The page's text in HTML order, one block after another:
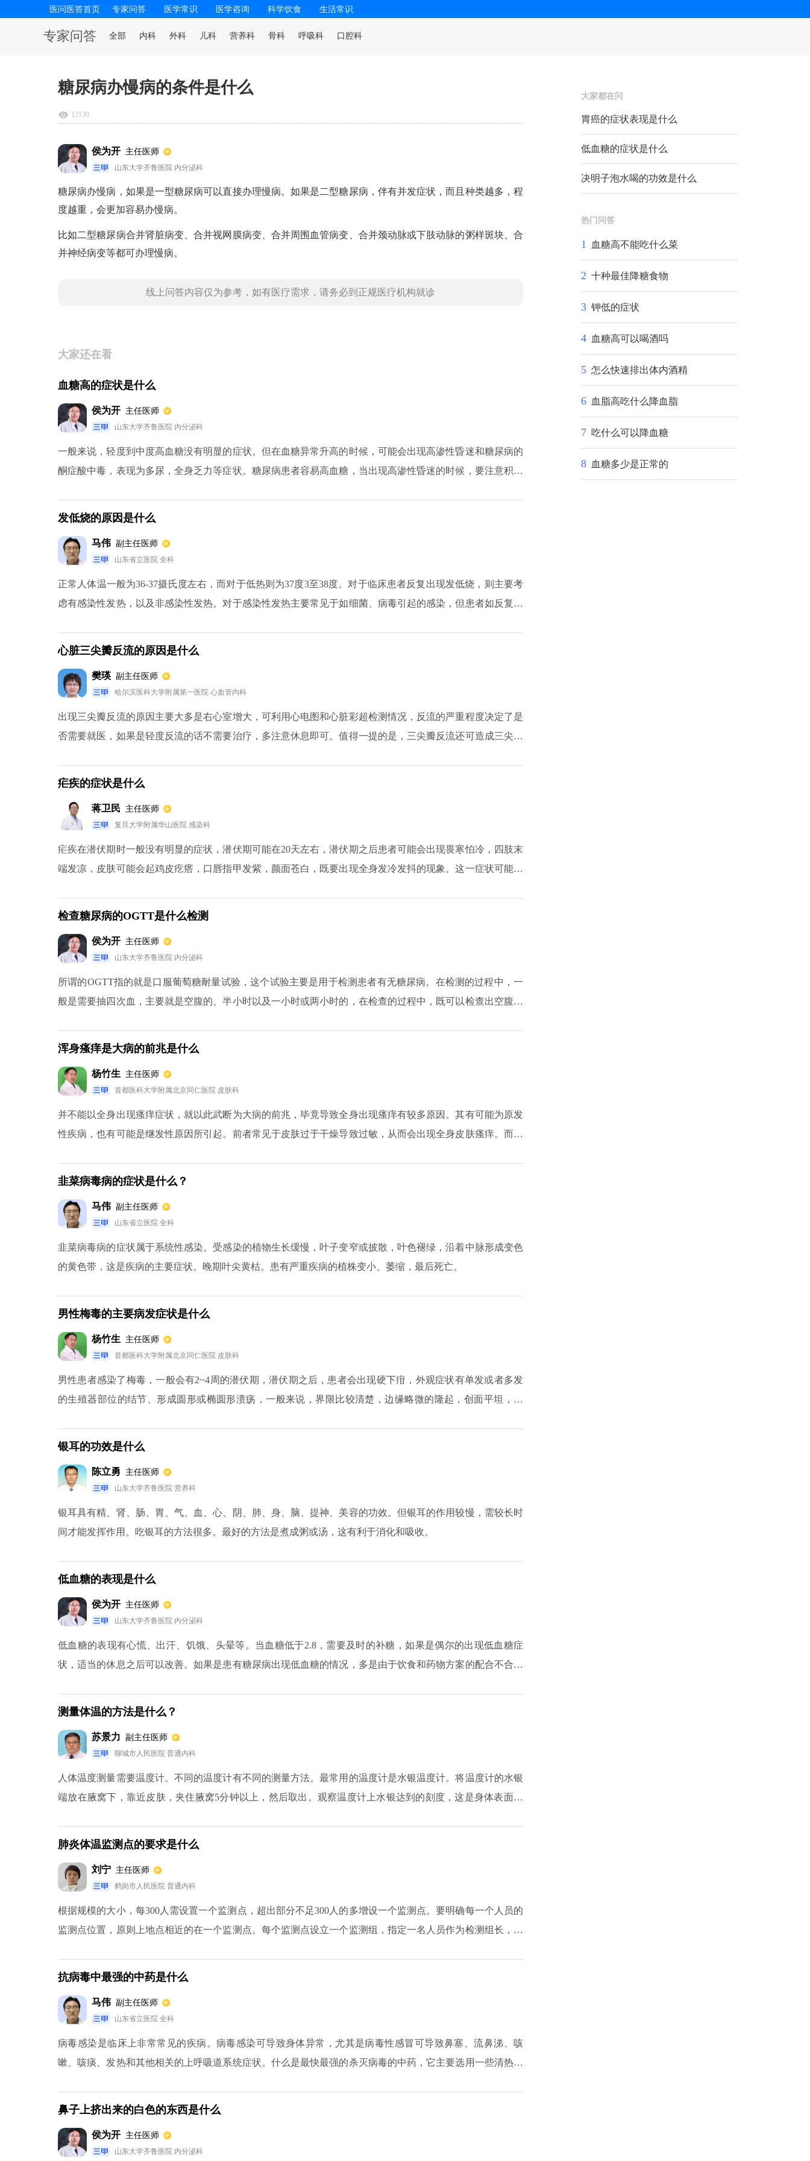
医问医答首页 专家问答 医学常识 医学咨询 科学饮食 生活常识
专家问答 全部 内科 外科 儿科 营养科 骨科 呼吸科 口腔科
糖尿病办慢病的条件是什么
12130
侯为开 主任医师
山东大学齐鲁医院 内分泌科
糖尿病办慢病，如果是一型糖尿病可以直接办理慢病。如果是二型糖尿病，伴有并发症状，而且种类越多，程
度越重，会更加容易办慢病。
比如二型糖尿病合并肾脏病变、合并视网膜病变、合并周围血管病变、合并颈动脉或下肢动脉的粥样斑块、合
并神经病变等都可办理慢病。
线上问答内容仅为参考，如有医疗需求，请务必到正规医疗机构就诊
大家还在看
血糖高的症状是什么
侯为开 主任医师
山东大学齐鲁医院 内分泌科
一般来说，轻度到中度高血糖没有明显的症状。但在血糖异常升高的时候，可能会出现高渗性昏迷和糖尿病的
酮症酸中毒，表现为多尿，全身乏力等症状。糖尿病患者容易高血糖，当出现高渗性昏迷的时候，要注意积极
发低烧的原因是什么
马伟 副主任医师
山东省立医院 全科
正常人体温一般为36-37摄氏度左右，而对于低热则为37度3至38度。对于临床患者反复出现发低烧，则主要考
虑有感染性发热，以及非感染性发热。对于感染性发热主要常见于如细菌、病毒引起的感染，但患者如反复出
心脏三尖瓣反流的原因是什么
樊瑛 副主任医师
哈尔滨医科大学附属第一医院 心血管内科
出现三尖瓣反流的原因主要大多是右心室增大，可利用心电图和心脏彩超检测情况，反流的严重程度决定了是
否需要就医，如果是轻度反流的话不需要治疗，多注意休息即可。值得一提的是，三尖瓣反流还可造成三尖瓣
疟疾的症状是什么
蒋卫民 主任医师
复旦大学附属华山医院 感染科
疟疾在潜伏期时一般没有明显的症状，潜伏期可能在20天左右，潜伏期之后患者可能会出现畏寒怕冷，四肢末
端发凉，皮肤可能会起鸡皮疙瘩，口唇指甲发紫，颜面苍白，既要出现全身发冷发抖的现象。这一症状可能会
于虐原虫感染而引起的一种传染性疾病。
检查糖尿病的OGTT是什么检测
侯为开 主任医师
山东大学齐鲁医院 内分泌科
所谓的OGTT指的就是口服葡萄糖耐量试验，这个试验主要是用于检测患者有无糖尿病。在检测的过程中，一
般是需要抽四次血，主要就是空腹的、半小时以及一小时或两小时的，在检查的过程中，既可以检查出空腹血
浑身瘙痒是大病的前兆是什么
杨竹生 主任医师
首都医科大学附属北京同仁医院 皮肤科
并不能以全身出现瘙痒症状，就以此武断为大病的前兆，毕竟导致全身出现瘙痒有较多原因。其有可能为原发
性疾病，也有可能是继发性原因所引起。前者常见于皮肤过于干燥导致过敏，从而会出现全身皮肤瘙痒。而有
韭菜病毒病的症状是什么？
马伟 副主任医师
山东省立医院 全科
韭菜病毒病的症状属于系统性感染。受感染的植物生长缓慢，叶子变窄或披散，叶色褪绿，沿着中脉形成变色
的黄色带，这是疾病的主要症状。晚期叶尖黄枯。患有严重疾病的植株变小、萎缩，最后死亡。
男性梅毒的主要病发症状是什么
杨竹生 主任医师
首都医科大学附属北京同仁医院 皮肤科
男性患者感染了梅毒，一般会有2~4周的潜伏期，潜伏期之后，患者会出现硬下疳，外观症状有单发或者多发
的生殖器部位的结节、形成圆形或椭圆形溃疡，一般来说，界限比较清楚，边缘略微的隆起，创面平坦，清
银耳的功效是什么
陈立勇 主任医师
山东大学齐鲁医院 营养科
银耳具有精、肾、肠、胃、气、血、心、阴、肺、身、脑、提神、美容的功效。但银耳的作用较慢，需较长时
间才能发挥作用。吃银耳的方法很多。最好的方法是煮成粥或汤，这有利于消化和吸收。
低血糖的表现是什么
侯为开 主任医师
山东大学齐鲁医院 内分泌科
低血糖的表现有心慌、出汗、饥饿、头晕等。当血糖低于2.8，需要及时的补糖，如果是偶尔的出现低血糖症
状，适当的休息之后可以改善。如果是患有糖尿病出现低血糖的情况，多是由于饮食和药物方案的配合不合理
测量体温的方法是什么？
苏景力 副主任医师
聊城市人民医院 普通内科
人体温度测量需要温度计。不同的温度计有不同的测量方法。最常用的温度计是水银温度计。将温度计的水银
端放在腋窝下，靠近皮肤，夹住腋窝5分钟以上，然后取出。观察温度计上水银达到的刻度，这是身体表面的
肺炎体温监测点的要求是什么
刘宁 主任医师
鹤岗市人民医院 普通内科
根据规模的大小，每300人需设置一个监测点，超出部分不足300人的多增设一个监测点。要明确每一个人员的
监测点位置，原则上地点相近的在一个监测点。每个监测点设立一个监测组，指定一名人员作为检测组长，配
抗病毒中最强的中药是什么
马伟 副主任医师
山东省立医院 全科
病毒感染是临床上非常常见的疾病。病毒感染可导致身体异常，尤其是病毒性感冒可导致鼻塞、流鼻涕、咳
嗽、咳痰、发热和其他相关的上呼吸道系统症状。什么是最快最强的杀灭病毒的中药，它主要选用一些清热解
非常快速有效的。
鼻子上挤出来的白色的东西是什么
侯为开 主任医师
山东大学齐鲁医院 内分泌科
大家都在问
胃癌的症状表现是什么
低血糖的症状是什么
决明子泡水喝的功效是什么
热门问答
1 血糖高不能吃什么菜
2 十种最佳降糖食物
3 钾低的症状
4 血糖高可以喝酒吗
5 怎么快速排出体内酒精
6 血脂高吃什么降血脂
7 吃什么可以降血糖
8 血糖多少是正常的